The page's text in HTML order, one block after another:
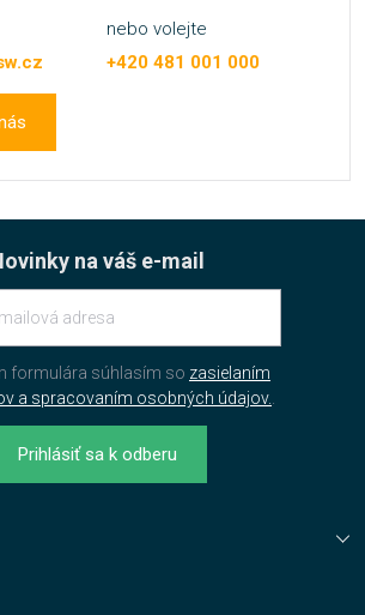
nebo volejte
+420 481 001 000
na váš e-mail
formulára súhlasím so zasielaním
a spracovaním osobných údajov.
Prihlásiť sa k odberu